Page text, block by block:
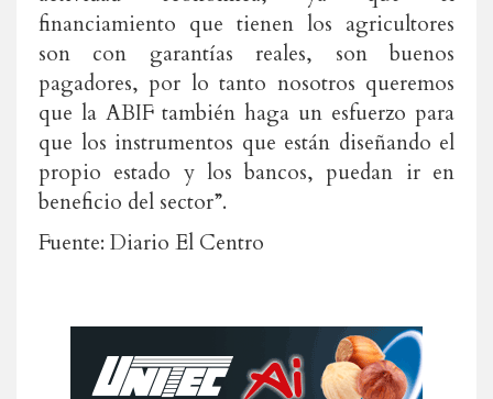
financiamiento que tienen los agricultores
son con garantías reales, son buenos
pagadores, por lo tanto nosotros queremos
que la ABIF también haga un esfuerzo para
que los instrumentos que están diseñando el
propio estado y los bancos, puedan ir en
beneficio del sector”.
Fuente: Diario El Centro